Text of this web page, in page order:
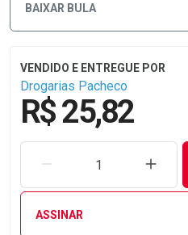
BAIXAR BULA
Drogarias Pacheco
R$ 25,82
REMOVER UMA UNIDADE
ASSINAR